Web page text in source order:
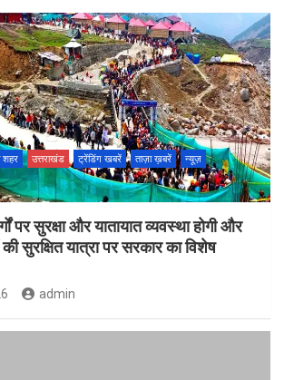
उत्तराखंड ट्रेंडिंग खबरें ताज़ा ख़बरें
न्यूज़
पर सुरक्षा और यातायात व्यवस्था होगी और
सुरक्षित यात्रा पर सरकार का विशेष
admin